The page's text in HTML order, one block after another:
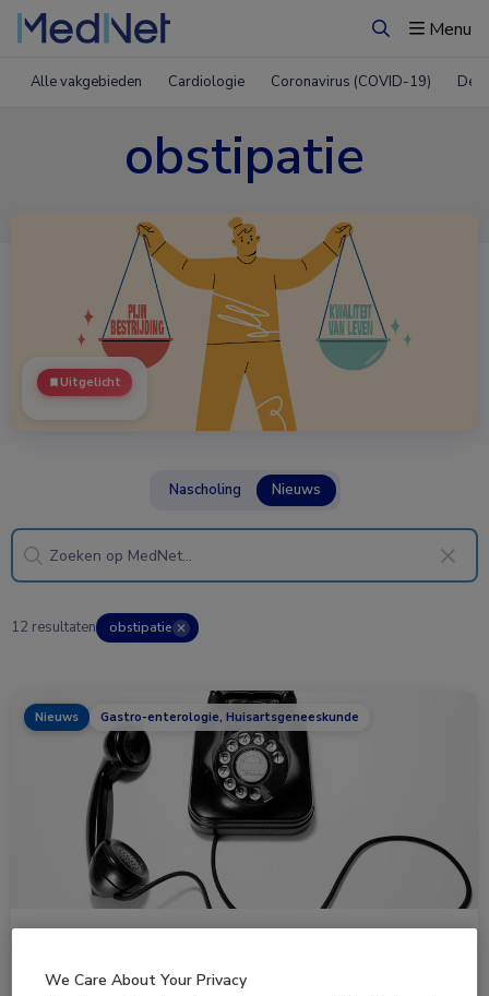
ZoekenMenu
Alle vakgebieden Cardiologie Coronavirus (COVID-19)
obstipatie
Uitgelicht
Nascholing Nieuws
12 resultaten obstipatie ✕
Nieuws Gastro-enterologie, Huisartsgeneeskunde
MDL Fonds heeft een hulplijn gelanceerd voor mensen met maag-,
We Care About Your Privacy